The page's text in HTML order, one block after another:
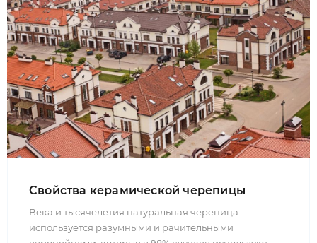
Свойства керамической черепицы
Века и тысячелетия натуральная черепица
используется разумными и рачительными